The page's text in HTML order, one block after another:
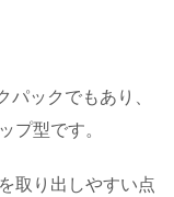
ックでもあり、
プ型です。
取り出しやすい点